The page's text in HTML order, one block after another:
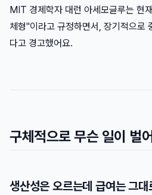
MIT 경제학자 대런 아세모글루는 현
체형"이라고 규정하면서, 장기적으로
다고 경고했어요.
구체적으로 무슨 일이 벌
생산성은 오르는데 급여는 그대